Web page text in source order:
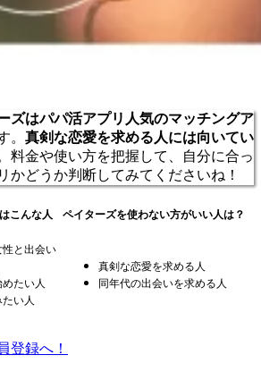
ズはパパ活アプリ人気のマッチングア
。 真剣な恋愛を求める人には向いてい
料金や使い方を把握して、自分に合っ
かどうか判断してみてくださいね！
こんな人 ペイターズを使わない方がいい人は？
と出会い
たい人
い人
真剣な恋愛を求める人
同年代の出会いを求める人
登録へ！